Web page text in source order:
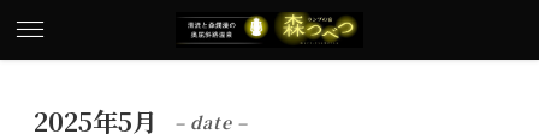
2025年5月 – date –